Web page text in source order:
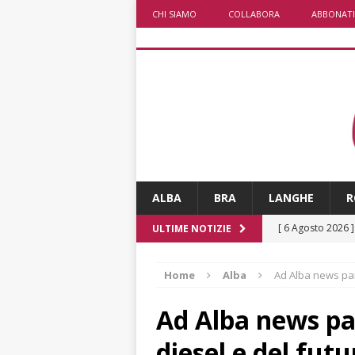
CHI SIAMO COLLABORA ABBONATI
ALBA BRA LANGHE
ULTIME NOTIZIE [ 6 Agosto 2026 ]
[ 6 Agosto 2026 ]
planetario
[ 6 Agosto 2026 ]
Home Alba Ad Alba news
Ad Alba news